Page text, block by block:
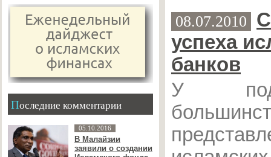
Последние комментарии
05.10.2016
В Малайзии
заявили о создании
08.07.2010
успеха
банков
У